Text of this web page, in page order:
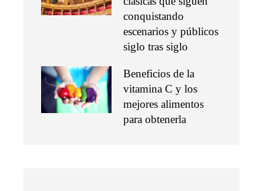
conquistando
escenarios y públicos
siglo tras siglo
Beneficios de la
vitamina C y los
mejores alimentos
para obtenerla